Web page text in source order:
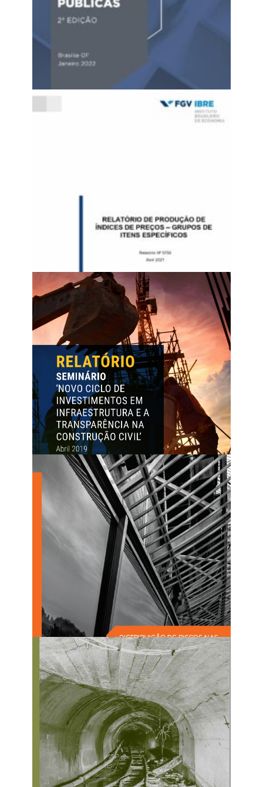
Os impactos da pandemia do coronavirus nos contratos
Princípios Básicos para o Reequilíbrio Contratual
O labirinto das Obras Públicas – 2ª Edição (2022)
Relatorio de Produção de Índices de Preços